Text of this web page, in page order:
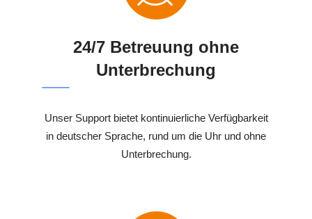
24/7 Betreuung ohne
Unterbrechung
Unser Support bietet kontinuierliche Verfügbarkeit
in deutscher Sprache, rund um die Uhr und ohne
Unterbrechung.